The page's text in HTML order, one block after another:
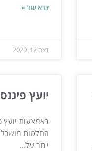
קרא עוד »
דצמ 12, 2020
יועץ
באמצעות יועץ
החלטות
יותר על...